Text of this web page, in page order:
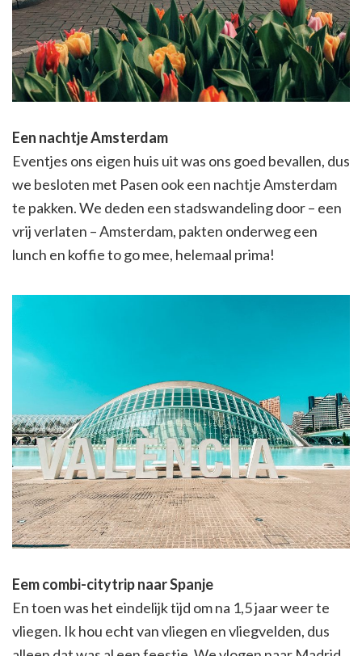
Een nachtje Amsterdam
Eventjes ons eigen huis uit was ons goed bevallen, dus
we besloten met Pasen ook een nachtje Amsterdam
te pakken. We deden een stadswandeling door – een
vrij verlaten – Amsterdam, pakten onderweg een
lunch en koffie to go mee, helemaal prima!
Eem combi-citytrip naar Spanje
En toen was het eindelijk tijd om na 1,5 jaar weer te
vliegen. Ik hou echt van vliegen en vliegvelden, dus